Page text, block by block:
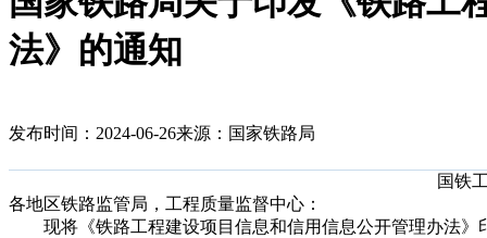
法》的通知
发布时间：2024-06-26来源：国家铁路局
国铁
各地区铁路监管局，工程质量监督中心：
现将《铁路工程建设项目信息和信用信息公开管理办法》